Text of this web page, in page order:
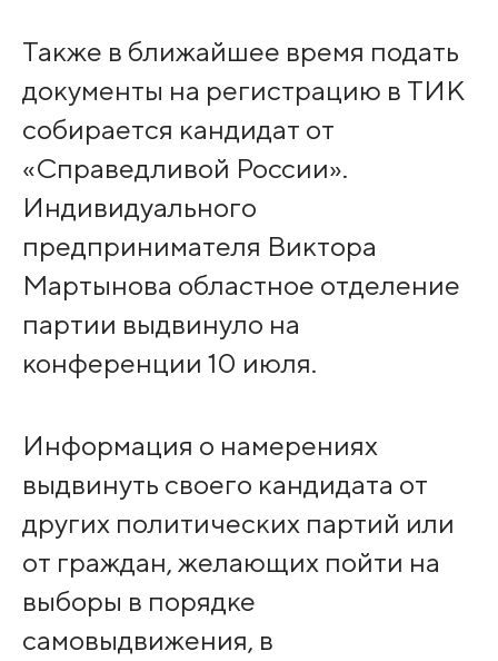
Также в ближайшее время подать
документы на регистрацию в ТИК
собирается кандидат от
«Справедливой России».
Индивидуального
предпринимателя Виктора
Мартынова областное отделение
партии выдвинуло на
конференции 10 июля.
Информация о намерениях
выдвинуть своего кандидата от
других политических партий или
от граждан, желающих пойти на
выборы в порядке
самовыдвижения, в